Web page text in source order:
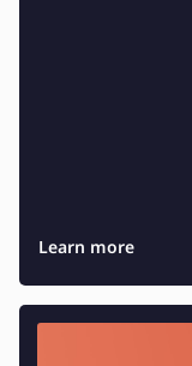
Learn more